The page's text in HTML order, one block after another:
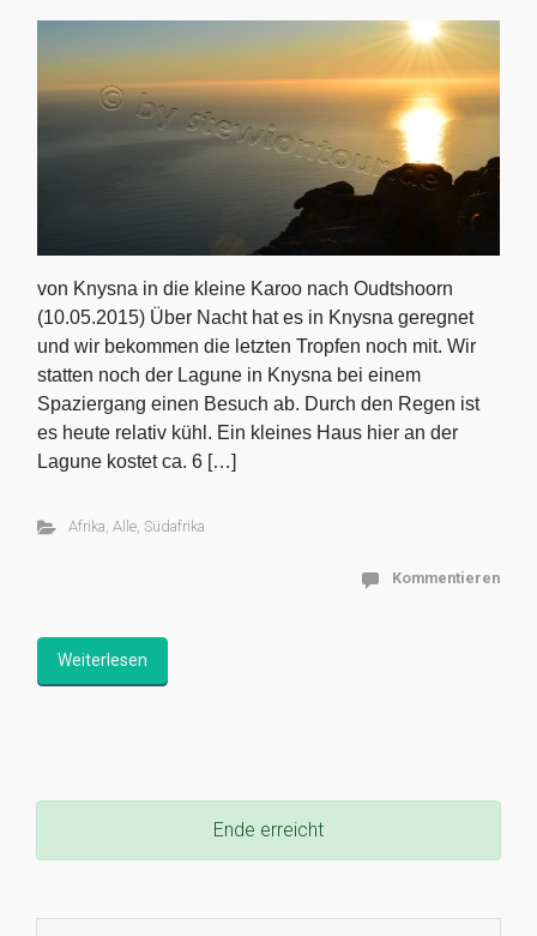
von Knysna in die kleine Karoo nach Oudtshoorn
(10.05.2015) Über Nacht hat es in Knysna geregnet
und wir bekommen die letzten Tropfen noch mit. Wir
statten noch der Lagune in Knysna bei einem
Spaziergang einen Besuch ab. Durch den Regen ist
es heute relativ kühl. Ein kleines Haus hier an der
Lagune kostet ca. 6 […]
Afrika Alle, Südafrika
Kommentieren
Weiterlesen
Ende erreicht